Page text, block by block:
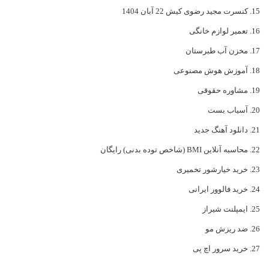
کنسرت مجید رضوی کیش 22 آبان 1404
تعمیر لوازم خانگی
مخزن آب طبرستان
آموزش هوش مصنوعی
مشاوره حقوقی
آسیاب بست
دانلود آهنگ جدید
محاسبه آنلاین BMI (شاخص توده بدنی) رایگان
خرید خیارشور تخمیری
خرید فالوور ایرانی
ایمپلنت شیراز
ضد ریزش مو
خرید سرور اچ پی